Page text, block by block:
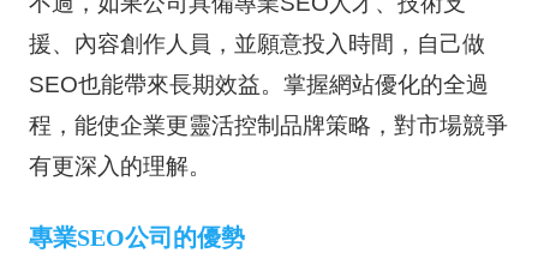
援、內容創作人員，並願意投入時間，自己做
SEO也能帶來長期效益。掌握網站優化的全過
程，能使企業更靈活控制品牌策略，對市場競爭
有更深入的理解。
專業SEO公司的優勢